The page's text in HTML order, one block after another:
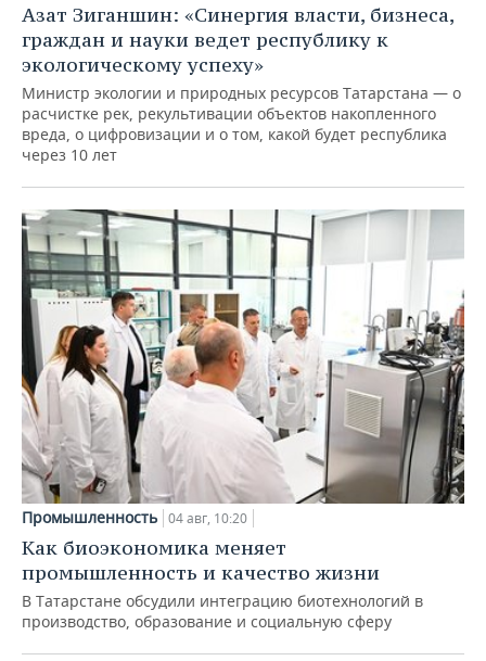
Азат Зиганшин: «Синергия власти, бизнеса,
граждан и науки ведет республику к
экологическому успеху»
Министр экологии и природных ресурсов Татарстана — о
расчистке рек, рекультивации объектов накопленного
вреда, о цифровизации и о том, какой будет республика
через 10 лет
Промышленность 04 авг, 10:20
Как биоэкономика меняет
промышленность и качество жизни
В Татарстане обсудили интеграцию биотехнологий в
производство, образование и социальную сферу